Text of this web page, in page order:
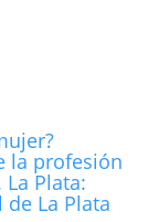
la profesión
La Plata:
La Plata